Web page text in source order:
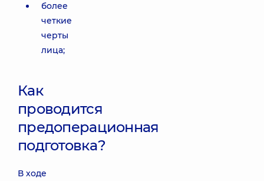
более
четкие
черты
лица;
Как
проводится
предоперационная
подготовка?
В ходе